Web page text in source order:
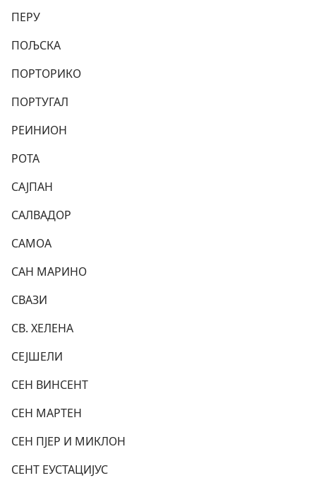
ПЕРУ
ПОЉСКА
ПОРТОРИКО
ПОРТУГАЛ
РЕИНИОН
РОТА
САЈПАН
САЛВАДОР
САМОА
САН МАРИНО
СВАЗИ
СВ. ХЕЛЕНА
СЕЈШЕЛИ
СЕН ВИНСЕНТ
СЕН МАРТЕН
СЕН ПЈЕР И МИКЛОН
СЕНТ ЕУСТАЦИЈУС